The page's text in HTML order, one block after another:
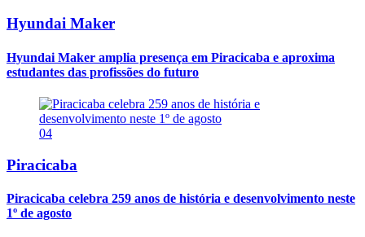
Hyundai Maker
Hyundai Maker amplia presença em Piracicaba e aproxima
estudantes das profissões do futuro
04
Piracicaba
Piracicaba celebra 259 anos de história e desenvolvimento neste
1º de agosto